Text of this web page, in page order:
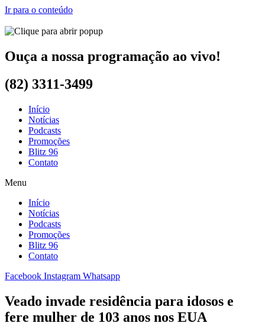
Ir para o conteúdo
Ouça a nossa programação ao vivo!
(82) 3311-3499
Início
Notícias
Podcasts
Promoções
Blitz 96
Contato
Menu
Início
Notícias
Podcasts
Promoções
Blitz 96
Contato
Facebook Instagram Whatsapp
Veado invade residência para idosos e
fere mulher de 103 anos nos EUA